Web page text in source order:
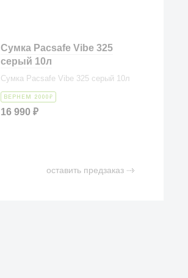
Сумка Pacsafe Vibe 325
серый 10л
Сумка Pacsafe Vibe 325 серый 10л
ВЕРНЕМ 2000 ₽
16 990₽
оставить предзаказ